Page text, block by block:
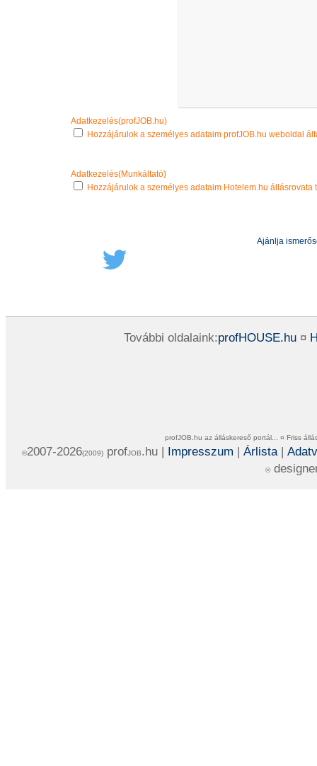
Adatkezelés(profJOB.hu)
Hozzájárulok a személyes adataim profJOB.hu weboldal
Adatkezelés(Munkáltató)
Hozzájárulok a személyes adataim Hotelem.hu
Ajánlja
További oldalaink:profHOUSE.hu¤
profJOB.hu az álláskereső portál... ¤ Friss
©2007-2026(2009)profJOB.hu | Impresszum | Árlista|
©